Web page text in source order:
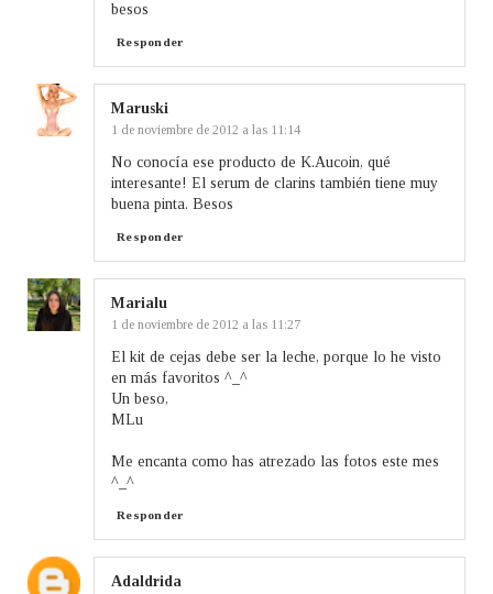
besos
Responder
Maruski
1 de noviembre de 2012 a las 11:14
No conocía ese producto de K.Aucoin, qué
interesante! El serum de clarins también tiene muy
buena pinta. Besos
Responder
Marialu
1 de noviembre de 2012 a las 11:27
El kit de cejas debe ser la leche, porque lo he visto
en más favoritos ^_^
Un beso,
MLu
Me encanta como has atrezado las fotos este mes
^_^
Responder
Adaldrida